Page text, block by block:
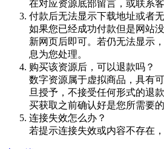
在对应资源底部留言，或联系客
付款后无法显示下载地址或者
如果您已经成功付款但是网站
新网页后即可。若仍无法显示
息为您处理。
购买该资源后，可以退款吗？
数字资源属于虚拟商品，具有
旦授予，不接受任何形式的退
买获取之前确认好是您所需要的
连接失效怎么办？
若提示连接失效或内容不存在